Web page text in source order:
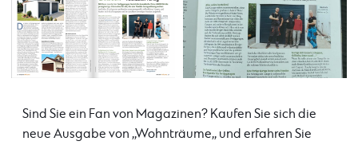
Sind Sie ein Fan von Magazinen? Kaufen Sie sich die
neue Ausgabe von ,,Wohnträume,, und erfahren Sie